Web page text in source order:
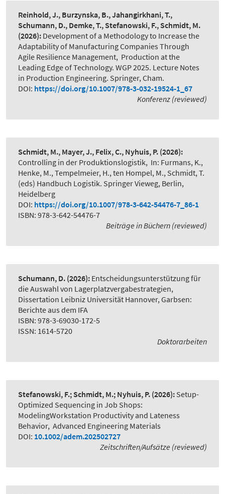
Reinhold, J., Burzynska, B., Jahangirkhani, T.,
Schumann, D., Demke, T., Stefanowski, F., Schmidt, M.
(2026): Development of a Methodology to Increase the
Adaptability of Manufacturing Companies Through
Agile Resilience Management, Production at the
Leading Edge of Technology. WGP 2025. Lecture Notes
in Production Engineering. Springer, Cham.
DOI: https://doi.org/10.1007/978-3-032-19524-1_67
Konferenz (reviewed)
Schmidt, M., Mayer, J., Felix, C., Nyhuis, P. (2026):
Controlling in der Produktionslogistik, In: Furmans, K.,
Henke, M., Tempelmeier, H., ten Hompel, M., Schmidt, T.
(eds) Handbuch Logistik. Springer Vieweg, Berlin,
Heidelberg
DOI: https://doi.org/10.1007/978-3-642-54476-7_86-1
ISBN: 978-3-642-54476-7
Beiträge in Büchern (reviewed)
Schumann, D. (2026): Entscheidungsunterstützung für
die Auswahl von Lagerplatzvergabestrategien,
Dissertation Leibniz Universität Hannover, Garbsen:
Berichte aus dem IFA
ISBN: 978-3-69030-172-5
ISSN: 1614-5720
Doktorarbeiten
Stefanowski, F.; Schmidt, M.; Nyhuis, P. (2026): Setup-
Optimized Sequencing in Job Shops:
ModelingWorkstation Productivity and Lateness
Behavior, Advanced Engineering Materials
DOI: 10.1002/adem.202502727
Zeitschriften/Aufsätze (reviewed)